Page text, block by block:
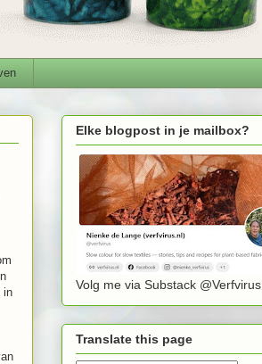
in
Elke blogpost in je mailbox?
Volg me via Substack @Verfvirus
Translate this page